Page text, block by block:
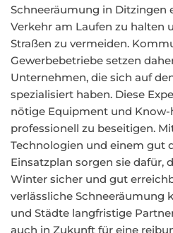
Schneeräumung in Ditzingen
Verkehr am Laufen zu halten
Straßen zu vermeiden.
Gewerbebetriebe setzen
Unternehmen, die sich auf
spezialisiert haben. Diese
nötige Equipment und Know-
professionell zu beseitigen.
Technologien und einem gut
Einsatzplan sorgen sie dafür,
Winter sicher und gut
verlässliche Schneeräumung
und Städte langfristige
auch in Zukunft für eine